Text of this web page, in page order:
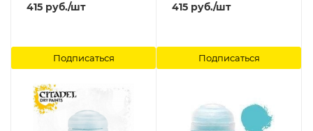
415 руб./шт
Подписаться
415 руб./шт
Подписаться